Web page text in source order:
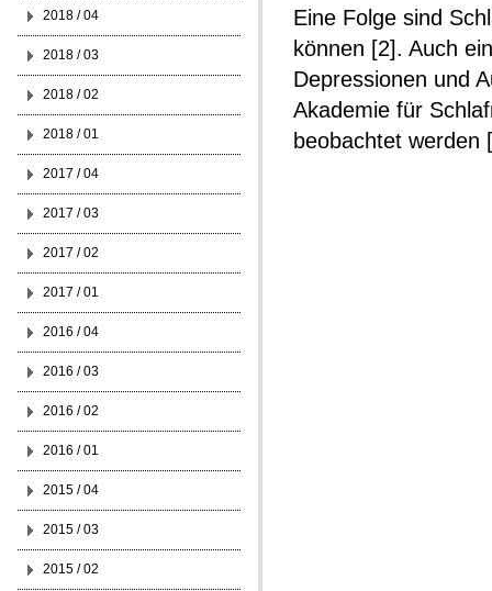
Eine Folge sind
können [2]. Auch
Depressionen und
Akademie für
beobachtet werden
2018 / 04
2018 / 03
2018 / 02
2018 / 01
2017 / 04
2017 / 03
2017 / 02
2017 / 01
2016 / 04
2016 / 03
2016 / 02
2016 / 01
2015 / 04
2015 / 03
2015 / 02